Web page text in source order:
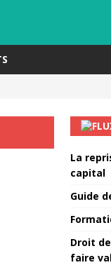
La
capital
Guide
Droit
faire